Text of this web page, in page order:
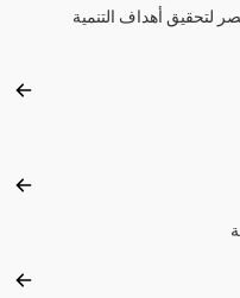
لتحقيق أهداف التنمية